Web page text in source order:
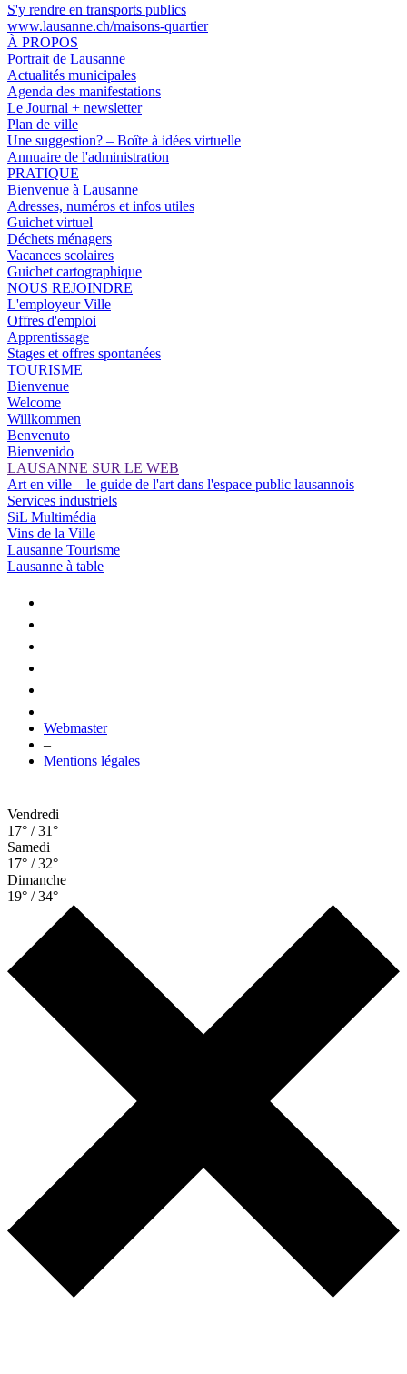
S'y rendre en transports publics
www.lausanne.ch/maisons-quartier
À PROPOS
Portrait de Lausanne
Actualités municipales
Agenda des manifestations
Le Journal + newsletter
Plan de ville
Une suggestion? – Boîte à idées virtuelle
Annuaire de l'administration
PRATIQUE
Bienvenue à Lausanne
Adresses, numéros et infos utiles
Guichet virtuel
Déchets ménagers
Vacances scolaires
Guichet cartographique
NOUS REJOINDRE
L'employeur Ville
Offres d'emploi
Apprentissage
Stages et offres spontanées
TOURISME
Bienvenue
Welcome
Willkommen
Benvenuto
Bienvenido
LAUSANNE SUR LE WEB
Art en ville – le guide de l'art dans l'espace public lausannois
Services industriels
SiL Multimédia
Vins de la Ville
Lausanne Tourisme
Lausanne à table
Webmaster
–
Mentions légales
Vendredi
17° / 31°
Samedi
17° / 32°
Dimanche
19° / 34°